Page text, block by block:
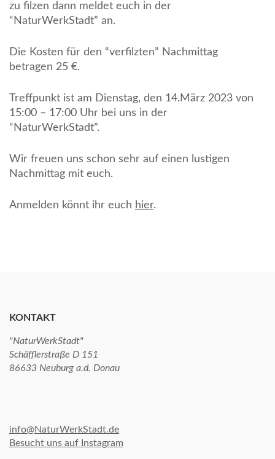
zu filzen dann meldet euch in der
“NaturWerkStadt” an.
Die Kosten für den “verfilzten” Nachmittag
betragen 25 €.
Treffpunkt ist am Dienstag, den 14.März 2023 von
15:00 – 17:00 Uhr bei uns in der
“NaturWerkStadt”.
Wir freuen uns schon sehr auf einen lustigen
Nachmittag mit euch.
Anmelden könnt ihr euch hier.
KONTAKT
"NaturWerkStadt"
Schäfflerstraße D 151
86633 Neuburg a.d. Donau
info@NaturWerkStadt.de
Besucht uns auf Instagram